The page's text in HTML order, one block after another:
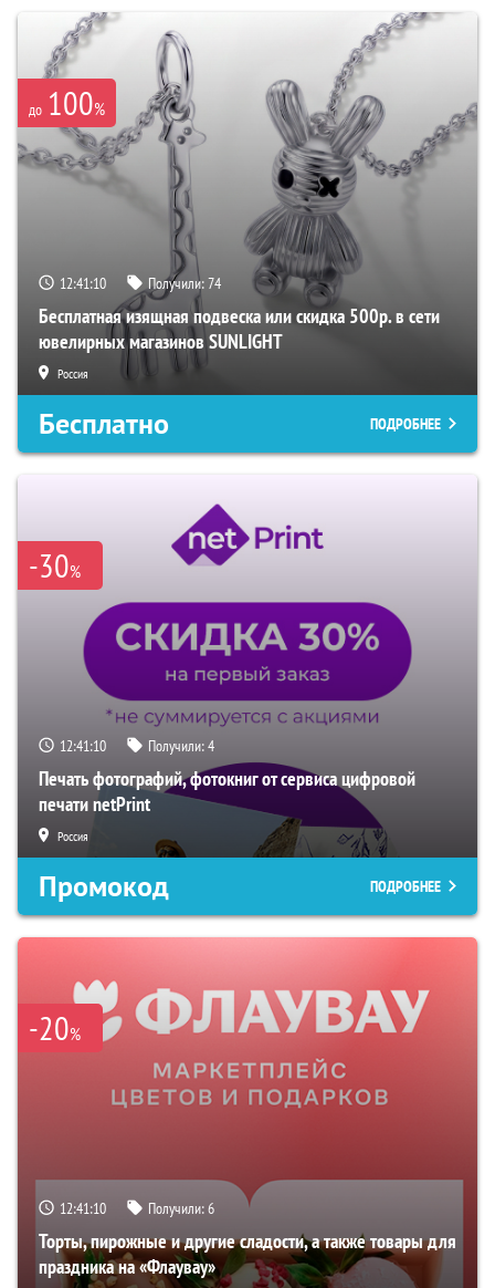
до 100%
12:41:09 Получили:74
Бесплатная изящная подвеска или скидка 500р. в сети
ювелирных магазинов SUNLIGHT
Россия
Бесплатно ПОДРОБНЕЕ
-30%
12:41:09 Получили:4
Печать фотографий, фотокниг от сервиса цифровой
печати netPrint
Россия
Промокод ПОДРОБНЕЕ
-20%
12:41:09 Получили:6
Торты, пирожные и другие сладости, а также товары для
праздника на «Флаувау»